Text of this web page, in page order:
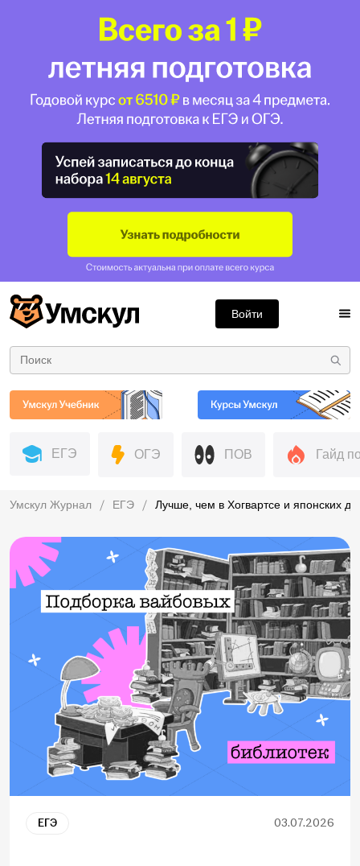
Войти
ЕГЭ ОГЭ ПОВ Гайд
Умскул Журнал ЕГЭ Лучше, чем в Хогвартсе и японских
ЕГЭ 03.07.2026